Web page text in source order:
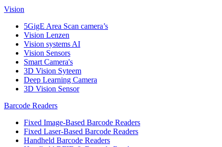
Vision
5GigE Area Scan camera’s
Vision Lenzen
Vision systems AI
Vision Sensors
Smart Camera's
3D Vision Syteem
Deep Learning Camera
3D Vision Sensor
Barcode Readers
Fixed Image-Based Barcode Readers
Fixed Laser-Based Barcode Readers
Handheld Barcode Readers